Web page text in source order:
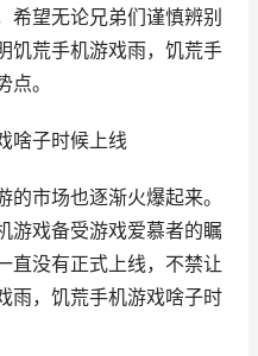
希望无论兄弟们谨慎辨别
饥荒手机游戏雨，饥荒手
。
啥子时候上线
市场也逐渐火爆起来。
游戏备受游戏爱慕者的瞩
直没有正式上线，不禁让
雨，饥荒手机游戏啥子时